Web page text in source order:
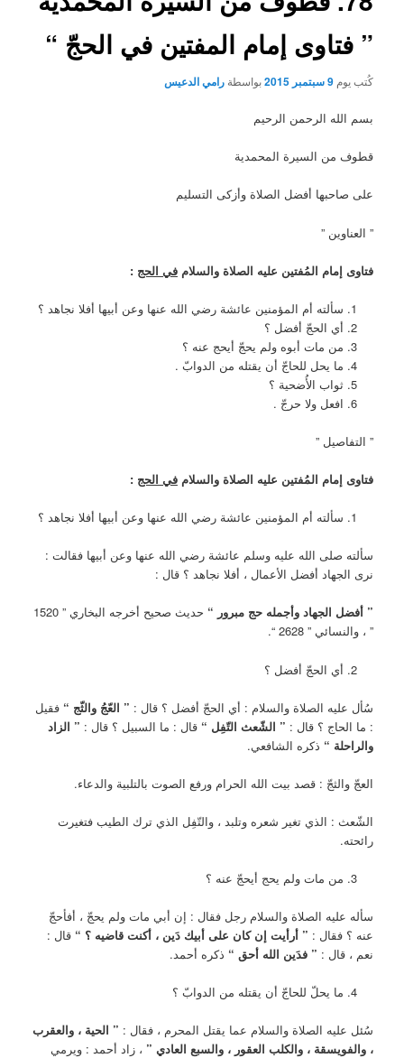
” فتاوى إمام المفتين في الحجّ “
كُتب يوم9 سبتمبر 2015 بواسطةرامي الدعيس
بسم الله الرحمن الرحيم
قطوف من السيرة المحمدية
على صاحبها أفضل الصلاة وأزكى التسليم
” العناوين ”
فتاوى إمام المُفتين عليه الصلاة والسلامفي الحج :
سألته أم المؤمنين عائشة رضي الله عنها وعن أبيها أفلا نجاهد ؟
أي الحجّ أفضل ؟
من مات أبوه ولم يحجّ أيحج عنه ؟
ما يحل للحاجّ أن يقتله من الدوابّ .
ثواب الأُضحية ؟
افعل ولا حرجّ .
” التفاصيل ”
فتاوى إمام المُفتين عليه الصلاة والسلامفي الحج :
سألته أم المؤمنين عائشة رضي الله عنها وعن أبيها أفلا نجاهد ؟
سألته صلى الله عليه وسلم عائشة رضي الله عنها وعن أبيها فقالت :
نرى الجهاد أفضل الأعمال ، أفلا نجاهد ؟ قال :
” أفضل الجهاد وأجمله حج مبرور “
حديث صحيح أخرجه البخاري ” 1520
” ، والنسائي ” 2628 “.
أي الحجّ أفضل ؟
سُأل عليه الصلاة والسلام : أي الحجّ أفضل ؟ قال : ” العّجُ والثّج “ فقيل
: ما الحاج ؟ قال : ” الشّعث التّفِل “ قال : ما السبيل ؟ قال : ” الزاد
والراحلة “ ذكره الشافعي.
العجّ والثجّ : قصد بيت الله الحرام ورفع الصوت بالتلبية والدعاء.
الشّعث : الذي تغير شعره وتلبد ، والتّفِل الذي ترك الطيب فتغيرت
رائحته.
من مات ولم يحج أيحجّ عنه ؟
سأله عليه الصلاة والسلام رجل فقال : إن أبي مات ولم يحجّ ، أفأحجّ
عنه ؟ فقال : ” أرأيت إن كان على أبيك دَين ، أكنت قاضيه ؟ “ قال :
نعم ، قال : ” فدَين الله أحق “ ذكره أحمد.
ما يحلّ للحاجّ أن يقتله من الدوابّ ؟
سُئل عليه الصلاة والسلام عما يقتل المحرم ، فقال : ” الحية ، والعقرب
، والفويسقة ، والكلب العقور ، والسبع العادي ” ، زاد أحمد : ويرمي